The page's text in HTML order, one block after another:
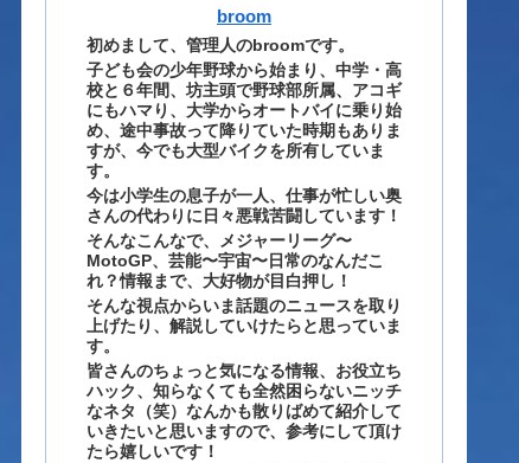
broom
初めまして、管理人のbroomです。
子ども会の少年野球から始まり、中学・高
校と６年間、坊主頭で野球部所属、アコギ
にもハマり、大学からオートバイに乗り始
め、途中事故って降りていた時期もありま
すが、今でも大型バイクを所有していま
す。
今は小学生の息子が一人、仕事が忙しい奥
さんの代わりに日々悪戦苦闘しています！
そんなこんなで、メジャーリーグ〜
MotoGP、芸能〜宇宙〜日常のなんだこ
れ？情報まで、大好物が目白押し！
そんな視点からいま話題のニュースを取り
上げたり、解説していけたらと思っていま
す。
皆さんのちょっと気になる情報、お役立ち
ハック、知らなくても全然困らないニッチ
なネタ（笑）なんかも散りばめて紹介して
いきたいと思いますので、参考にして頂け
たら嬉しいです！